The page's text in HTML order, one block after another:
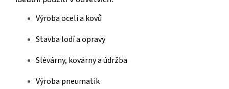
Výroba oceli a kovů
Stavba lodí a opravy
Slévárny, kovárny a údržba
Výroba pneumatik